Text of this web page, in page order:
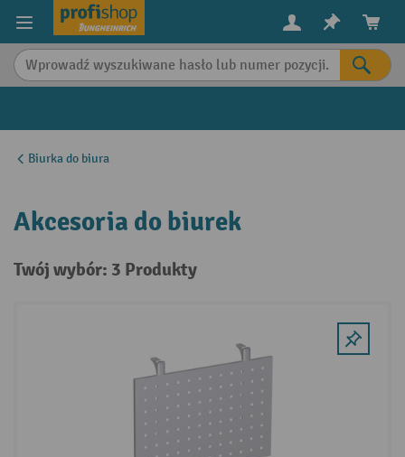
content
Biurka do biura
Akcesoria do biurek
Twój wybór: 3 Produkty